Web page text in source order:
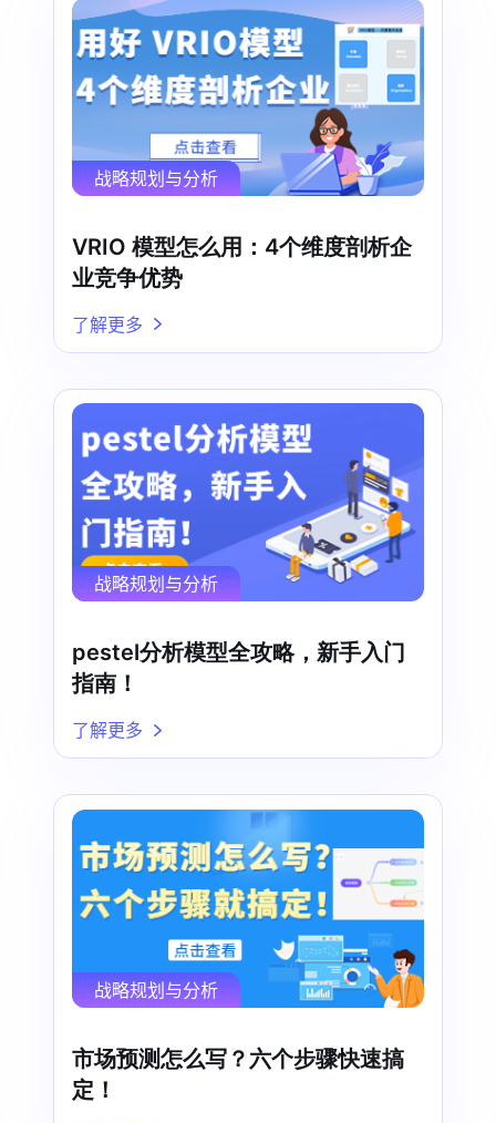
战略规划与分析
VRIO 模型怎么用：4个维度剖析企
业竞争优势
了解更多
战略规划与分析
pestel分析模型全攻略，新手入门
指南！
了解更多
战略规划与分析
市场预测怎么写？六个步骤快速搞
定！